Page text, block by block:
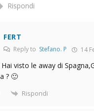
Rispondi
FERT
Reply to Stefano. P 14
Hai visto le away di
? 🙂
Rispondi